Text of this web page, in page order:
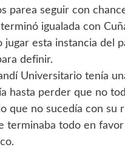
parea seguir con
igualada con
jugar esta instancia del
definir.
Universitario tenía
hasta perder que no
que no sucedía con su
terminaba todo en favor